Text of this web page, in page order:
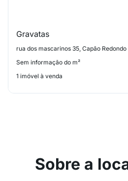
Gravatas
rua dos mascarinos 35, Capão Redondo
Sem informação do m²
1 imóvel à venda
Sobre a